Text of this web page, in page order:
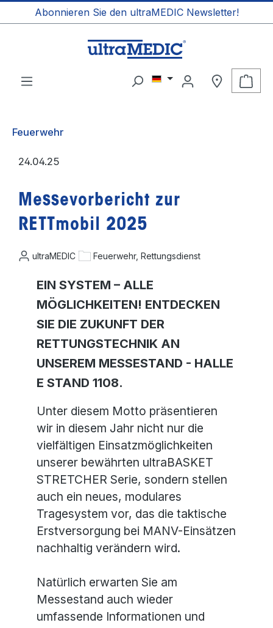
springen
Abonnieren Sie den ultraMEDIC Newsletter!
Feuerwehr
24.04.25
Messevorbericht zur
RETTmobil 2025
ultraMEDIC Feuerwehr, Rettungsdienst
EIN SYSTEM – ALLE
MÖGLICHKEITEN! ENTDECKEN
SIE DIE ZUKUNFT DER
RETTUNGSTECHNIK AN
UNSEREM MESSESTAND - HALLE
E STAND 1108.
Unter diesem Motto präsentieren
wir in diesem Jahr nicht nur die
vielfältigen Einsatzmöglichkeiten
unserer bewährten ultraBASKET
STRETCHER Serie, sondern stellen
auch ein neues, modulares
Tragesystem vor, das die taktische
Erstversorgung bei MANV-Einsätzen
nachhaltig verändern wird.
Natürlich erwarten Sie am
Messestand auch wieder
umfassende Informationen und